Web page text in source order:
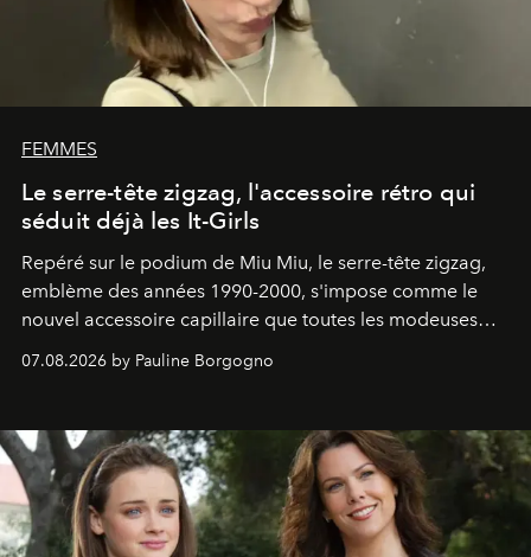
FEMMES
Le serre-tête zigzag, l'accessoire rétro qui
séduit déjà les It-Girls
Repéré sur le podium de Miu Miu, le serre-tête zigzag,
emblème des années 1990-2000, s'impose comme le
nouvel accessoire capillaire que toutes les modeuses
s'arrachent déjà.
07.08.2026 by Pauline Borgogno